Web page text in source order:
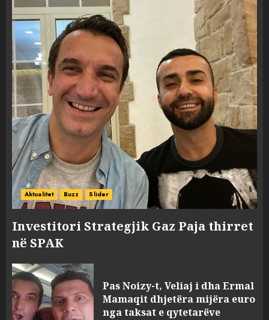
Aktualitet Buzz Slider
Investitori Strategjik Gaz Paja thirret
në SPAK
Pas Noizy-t, Veliaj i dha Ermal
Mamaqit dhjetëra mijëra euro
nga taksat e qytetarëve